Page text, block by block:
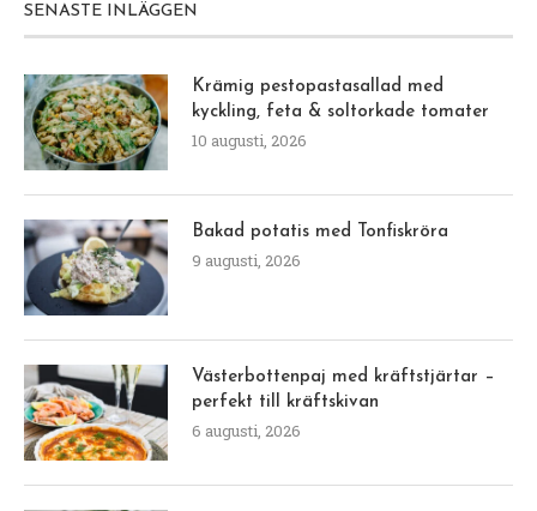
SENASTE INLÄGGEN
Krämig pestopastasallad med
kyckling, feta & soltorkade tomater
10 augusti, 2026
Bakad potatis med Tonfiskröra
9 augusti, 2026
Västerbottenpaj med kräftstjärtar –
perfekt till kräftskivan
6 augusti, 2026